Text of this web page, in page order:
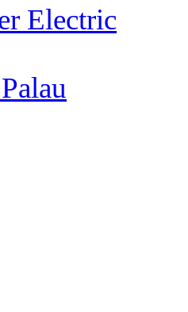
Electric